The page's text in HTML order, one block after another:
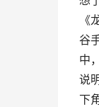
《
谷
中
说
下